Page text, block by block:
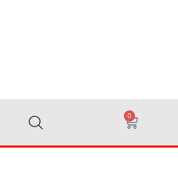
0